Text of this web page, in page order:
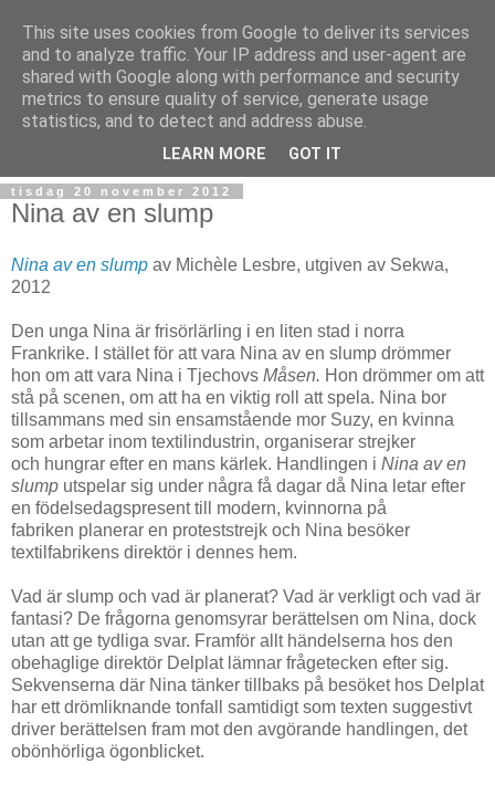
tisdag 20 november 2012
Nina av en slump
Nina av en slump av Michèle Lesbre, utgiven av Sekwa,
2012
Den unga Nina är frisörlärling i en liten stad i norra
Frankrike. I stället för att vara Nina av en slump drömmer
hon om att vara Nina i Tjechovs Måsen. Hon drömmer om att
stå på scenen, om att ha en viktig roll att spela. Nina bor
tillsammans med sin ensamstående mor Suzy, en kvinna
som arbetar inom textilindustrin, organiserar strejker
och hungrar efter en mans kärlek. Handlingen i Nina av en
slump utspelar sig under några få dagar då Nina letar efter
en födelsedagspresent till modern, kvinnorna på
fabriken planerar en proteststrejk och Nina besöker
textilfabrikens direktör i dennes hem.
Vad är slump och vad är planerat? Vad är verkligt och vad är
fantasi? De frågorna genomsyrar berättelsen om Nina, dock
utan att ge tydliga svar. Framför allt händelserna hos den
obehaglige direktör Delplat lämnar frågetecken efter sig.
Sekvenserna där Nina tänker tillbaks på besöket hos Delplat
har ett drömliknande tonfall samtidigt som texten suggestivt
driver berättelsen fram mot den avgörande handlingen, det
obönhörliga ögonblicket.
This site uses cookies from Google to deliver its services
and to analyze traffic. Your IP address and user-agent are
shared with Google along with performance and security
metrics to ensure quality of service, generate usage
statistics, and to detect and address abuse.
LEARN MORE GOT IT